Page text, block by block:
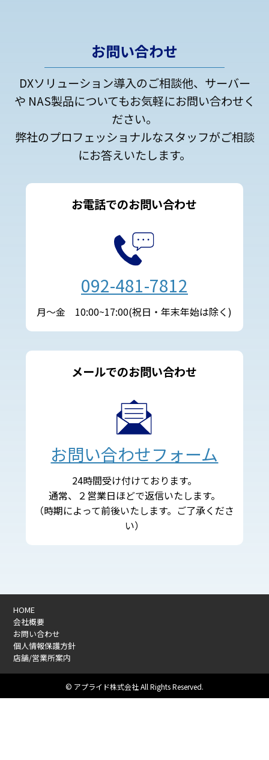
お問い合わせ
DXソリューション導入のご相談他、サーバー
や NAS製品についてもお気軽にお問い合わせく
ださい。
弊社のプロフェッショナルなスタッフがご相談
にお答えいたします。
お電話でのお問い合わせ
092-481-7812
月～金 10:00~17:00(祝日・年末年始は除く)
メールでのお問い合わせ
お問い合わせフォーム
24時間受け付けております。
通常、２営業日ほどで返信いたします。
（時期によって前後いたします。ご了承くださ
い）
HOME
会社概要
お問い合わせ
個人情報保護方針
店舗/営業所案内
© アプライド株式会社 All Rights Reserved.